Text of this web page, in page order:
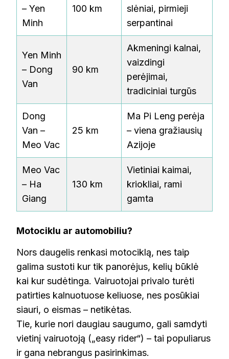
– Yen
Minh
100 km
slėniai, pirmieji
serpantinai
Yen Minh
– Dong
Van
90 km
Akmeningi kalnai,
vaizdingi
perėjimai,
tradiciniai turgūs
Dong
Van –
Meo Vac
25 km
Ma Pi Leng perėja
– viena gražiausių
Azijoje
Meo Vac
– Ha
Giang
130 km
Vietiniai kaimai,
kriokliai, rami
gamta
Motociklu ar automobiliu?
Nors daugelis renkasi motociklą, nes taip
galima sustoti kur tik panorėjus, kelių būklė
kai kur sudėtinga. Vairuotojai privalo turėti
patirties kalnuotuose keliuose, nes posūkiai
siauri, o eismas – netikėtas.
Tie, kurie nori daugiau saugumo, gali samdyti
vietinį vairuotoją („easy rider“) – tai populiarus
ir gana nebrangus pasirinkimas.